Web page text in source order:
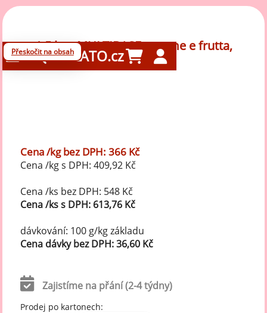
Přeskočit na obsahGELATO.cz
1,5 kg - MULTIBASE - creme e frutta,
Montebianco
Cena /kg bez DPH: 366 Kč
Cena /kg s DPH: 409,92 Kč
Cena /ks bez DPH: 548 Kč
Cena /ks s DPH: 613,76 Kč
dávkování: 100 g/kg základu
Cena dávky bez DPH: 36,60 Kč
Zajistíme na přání (2-4 týdny)
Prodej po kartonech: